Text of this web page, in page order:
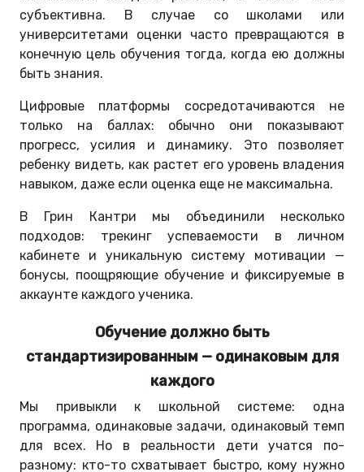
субъективна. В случае со школами или
университетами оценки часто превращаются в
конечную цель обучения тогда, когда ею должны
быть знания.
Цифровые платформы сосредотачиваются не
только на баллах: обычно они показывают
прогресс, усилия и динамику. Это позволяет
ребенку видеть, как растет его уровень владения
навыком, даже если оценка еще не максимальна.
В Грин Кантри мы объединили несколько
подходов: трекинг успеваемости в личном
кабинете и уникальную систему мотивации —
бонусы, поощряющие обучение и фиксируемые в
аккаунте каждого ученика.
Обучение должно быть
стандартизированным — одинаковым для
каждого
Мы привыкли к школьной системе: одна
программа, одинаковые задачи, одинаковый темп
для всех. Но в реальности дети учатся по-
разному: кто-то схватывает быстро, кому нужно